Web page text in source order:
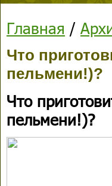
Главная /
Что
пельмени!)?
Что
пельмени!)?